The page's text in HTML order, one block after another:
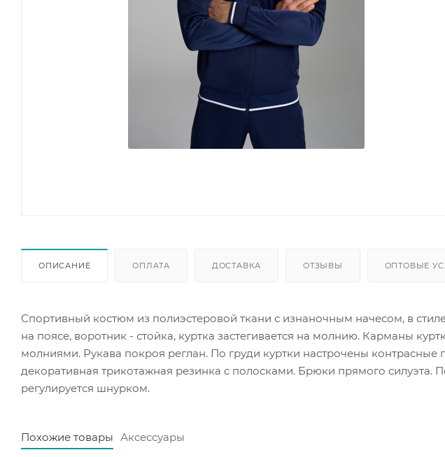
ОПИСАНИЕ ОПЛАТА ДОСТАВКА ОТЗЫВЫ ОПТОВЫЕ
Спортивный костюм из полиэстеровой ткани с изнаночным начесом, в
на поясе, воротник - стойка, куртка застегивается на молнию. Карманы
молниями. Рукава покроя реглан. По груди куртки настрочены контрасные
декоративная трикотажная резинка с полосками. Брюки прямого силуэта.
регулируется шнурком.
Похожие товары Аксессуары